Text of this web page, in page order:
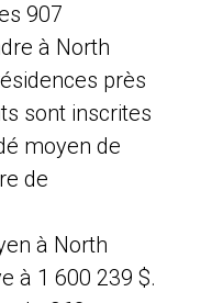
907
à North
près
sont inscrites
moyen de
de
à North
à 1 600 239 $.